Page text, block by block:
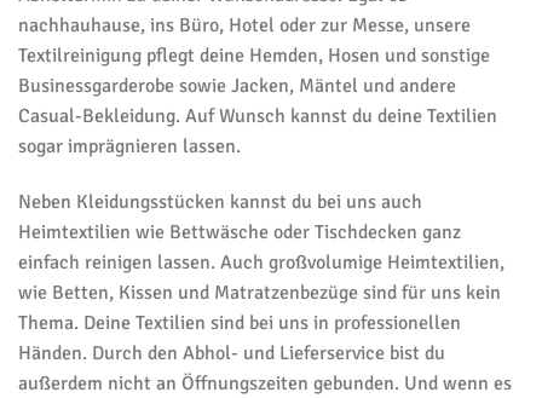
nachhauhause, ins Büro, Hotel oder zur Messe, unsere
Textilreinigung pflegt deine Hemden, Hosen und sonstige
Businessgarderobe sowie Jacken, Mäntel und andere
Casual-Bekleidung. Auf Wunsch kannst du deine Textilien
sogar imprägnieren lassen.
Neben Kleidungsstücken kannst du bei uns auch
Heimtextilien wie Bettwäsche oder Tischdecken ganz
einfach reinigen lassen. Auch großvolumige Heimtextilien,
wie Betten, Kissen und Matratzenbezüge sind für uns kein
Thema. Deine Textilien sind bei uns in professionellen
Händen. Durch den Abhol- und Lieferservice bist du
außerdem nicht an Öffnungszeiten gebunden. Und wenn es